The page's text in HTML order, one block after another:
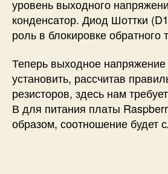
уровень выходного
конденсатор. Диод Шоттки
роль в блокировке обратного
Теперь выходное
установить, рассчитав
резисторов, здесь нам
В для питания платы
образом, соотношение будет